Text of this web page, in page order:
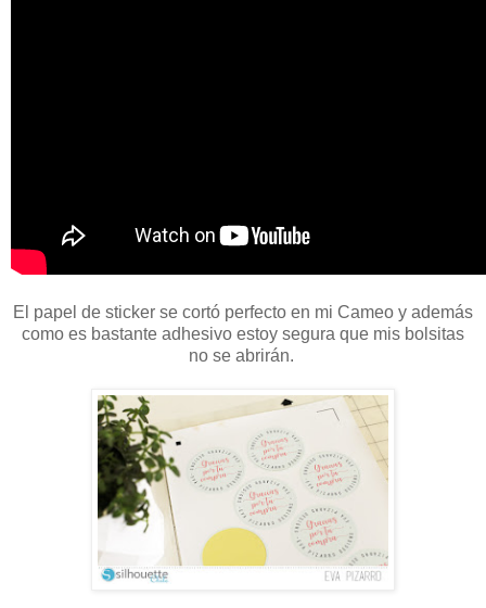
El papel de sticker se cortó perfecto en mi Cameo y además
como es bastante adhesivo estoy segura que mis bolsitas
no se abrirán.